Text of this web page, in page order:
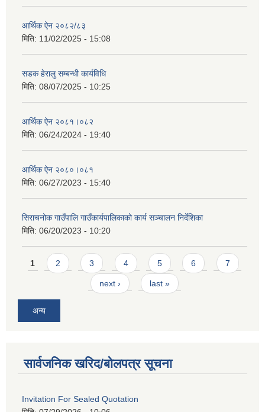
आर्थिक ऐन २०८२/८३
मिति: 11/02/2025 - 15:08
सडक हेरालु सम्बन्धी कार्यविधि
मिति: 08/07/2025 - 10:25
आर्थिक ऐन २०८१।०८२
मिति: 06/24/2024 - 19:40
आर्थिक ऐन २०८०।०८१
मिति: 06/27/2023 - 15:40
सिराचनोक गाउँपालि गाउँकार्यपालिकाको कार्य सञ्चालन निर्देशिका
मिति: 06/20/2023 - 10:20
Pages
1 2 3 4 5 6 7
next › last »
अन्य
सार्वजनिक खरिद/बोलपत्र सूचना
Invitation For Sealed Quotation